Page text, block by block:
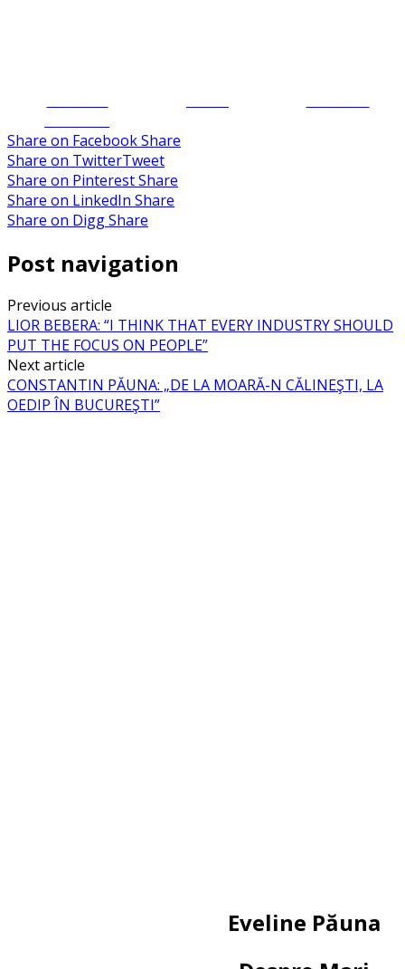
Share on FacebookShare
Share on TwitterTweet
Share on PinterestShare
Share on LinkedIn Share
Share on DiggShare
Post navigation
Previous article
LIOR BEBERA: “I THINK THAT EVERY INDUSTRY SHOULD
PUT THE FOCUS ON PEOPLE”
Next article
CONSTANTIN PĂUNA: „DE LA MOARĂ-N CĂLINEŞTI, LA
OEDIP ÎN BUCUREŞTI”
Eveline Păuna